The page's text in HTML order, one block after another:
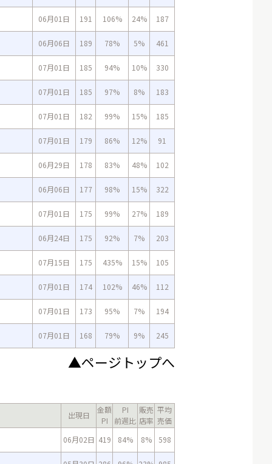
06月01日 191 106% 24% 187
06月06日 189 78% 5% 461
07月01日 185 94% 10% 330
07月01日 185 97% 8% 183
07月01日 182 99% 15% 185
07月01日 179 86% 12% 91
06月29日 178 83% 48% 102
06月06日 177 98% 15% 322
07月01日 175 99% 27% 189
06月24日 175 92% 7% 203
07月15日 175 435% 15% 105
07月01日 174 102% 46% 112
07月01日 173 95% 7% 194
07月01日 168 79% 9% 245
▲ページトップへ
出現日
金額
PI
PI
前週比
販売
店率
平均
売価
06月02日 419 84% 8% 598